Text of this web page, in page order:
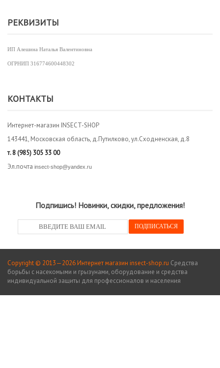
РЕКВИЗИТЫ
ИП Алешина Наталья Валентиновна
ОГРНИП 316774600448302
КОНТАКТЫ
Интернет-магазин INSECT-SHOP
143441, Московская область, д.Путилково, ул.Сходненская, д.8
т.8 (985) 305 33 00
Эл.почта insect-shop@yandex.ru
Подпишись! Новинки, скидки, предложения!
Copyright © 2013—2026 Интернет магазин insect-shop.ru Средства
борьбы с насекомыми и грызунами, оборудование и средства
индивидуальной защиты для профессионалов и населения